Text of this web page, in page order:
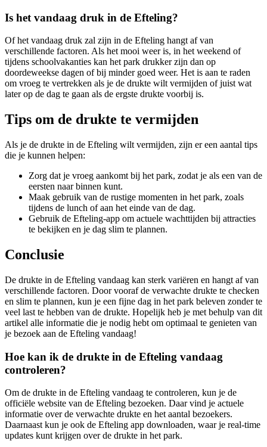
Is het vandaag druk in de Efteling?
Of het vandaag druk zal zijn in de Efteling hangt af van
verschillende factoren. Als het mooi weer is, in het weekend of
tijdens schoolvakanties kan het park drukker zijn dan op
doordeweekse dagen of bij minder goed weer. Het is aan te raden
om vroeg te vertrekken als je de drukte wilt vermijden of juist wat
later op de dag te gaan als de ergste drukte voorbij is.
Tips om de drukte te vermijden
Als je de drukte in de Efteling wilt vermijden, zijn er een aantal tips
die je kunnen helpen:
Zorg dat je vroeg aankomt bij het park, zodat je als een van de
eersten naar binnen kunt.
Maak gebruik van de rustige momenten in het park, zoals
tijdens de lunch of aan het einde van de dag.
Gebruik de Efteling-app om actuele wachttijden bij attracties
te bekijken en je dag slim te plannen.
Conclusie
De drukte in de Efteling vandaag kan sterk variëren en hangt af van
verschillende factoren. Door vooraf de verwachte drukte te checken
en slim te plannen, kun je een fijne dag in het park beleven zonder te
veel last te hebben van de drukte. Hopelijk heb je met behulp van dit
artikel alle informatie die je nodig hebt om optimaal te genieten van
je bezoek aan de Efteling vandaag!
Hoe kan ik de drukte in de Efteling vandaag
controleren?
Om de drukte in de Efteling vandaag te controleren, kun je de
officiële website van de Efteling bezoeken. Daar vind je actuele
informatie over de verwachte drukte en het aantal bezoekers.
Daarnaast kun je ook de Efteling app downloaden, waar je real-time
updates kunt krijgen over de drukte in het park.